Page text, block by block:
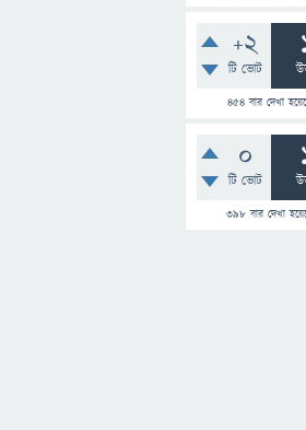
+2
টি ভোট
454 বার দেখা
0
টি ভোট
398 বার দেখা